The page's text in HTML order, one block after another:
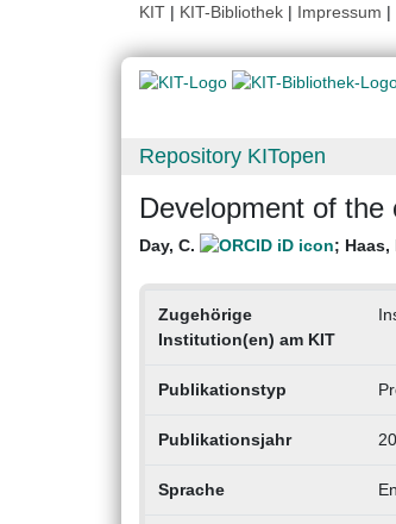
KIT | KIT-Bibliothek | Impressum |
Repository KITopen
Development of
Day, C. ; Haas,
Zugehörige
Institution(en) am KIT
Publikationstyp
Publikationsjahr
Sprache